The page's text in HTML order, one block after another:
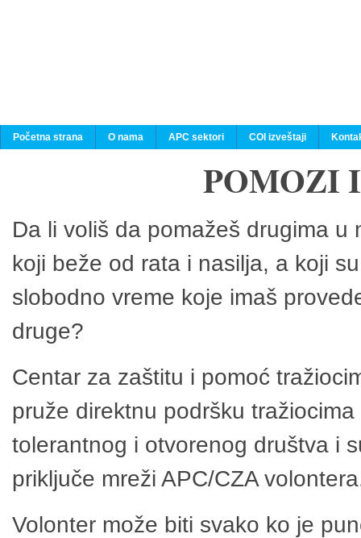
Početna strana O nama APC sektori COI izveštaji
POMOZI
Da li voliš da pomažeš drugima
koji beže od rata i nasilja, a koji
slobodno vreme koje imaš
druge?
Centar za zaštitu i pomoć
pruže direktnu podršku
tolerantnog i otvorenog društva i
priključe mreži APC/CZA
Volonter može biti svako ko je